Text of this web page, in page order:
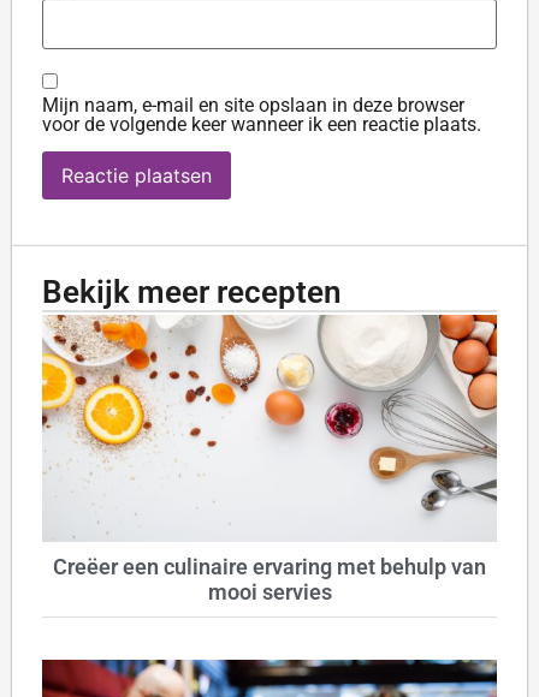
Mijn naam, e-mail en site opslaan in deze browser
voor de volgende keer wanneer ik een reactie plaats.
Bekijk meer recepten
Creëer een culinaire ervaring met behulp van
mooi servies